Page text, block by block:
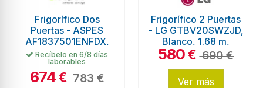
Frigorífico Dos
Puertas - ASPES
AF1837501ENFDX,
Inox, Altura 183,6
cm, No Frost
Recíbelo en 6/8 días
laborables
674€ 783 €
Frigorífico 2 Puertas
- LG GTBV20SWZJD,
Blanco, 1.68 m,
Eficiencia E
580€ 690 €
Ver más